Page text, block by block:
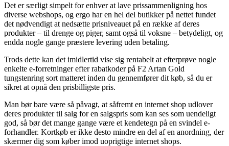
Det er særligt simpelt for enhver at lave prissammenligning hos
diverse webshops, og ergo har en hel del butikker på nettet fundet
det nødvendigt at nedsætte prisniveauet på en række af deres
produkter – til drenge og piger, samt også til voksne – betydeligt, og
endda nogle gange præstere levering uden betaling.
Trods dette kan det imidlertid vise sig rentabelt at efterprøve nogle
enkelte e-forretninger efter rabatkoder på F2 Artan Gold
tungstenring sort matteret inden du gennemfører dit køb, så du er
sikret at opnå den prisbilligste pris.
Man bør bare være så påvagt, at såfremt en internet shop udlover
deres produkter til salg for en salgspris som kan ses som uendeligt
god, så bør det mange gange være et kendetegn på en svindel e-
forhandler. Kortkøb er ikke desto mindre en del af en anordning, der
skærmer dig som køber imod uoprigtige internet shops.